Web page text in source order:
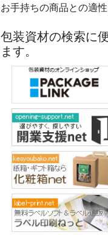
お手持ちの商品との適
包装資材の検索に
ます。